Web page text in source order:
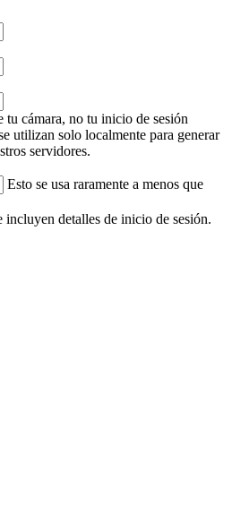
tu cámara, no tu inicio de sesión
utilizan solo localmente para generar
servidores.
Esto se usa raramente a menos que
incluyen detalles de inicio de sesión.